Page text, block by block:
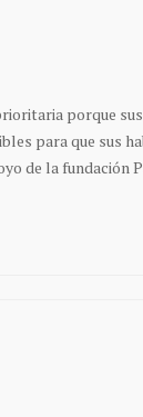
porque
para que sus
de la fundación